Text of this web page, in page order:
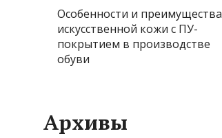
Особенности и преимущества
искусственной кожи с ПУ-
покрытием в производстве
обуви
Архивы